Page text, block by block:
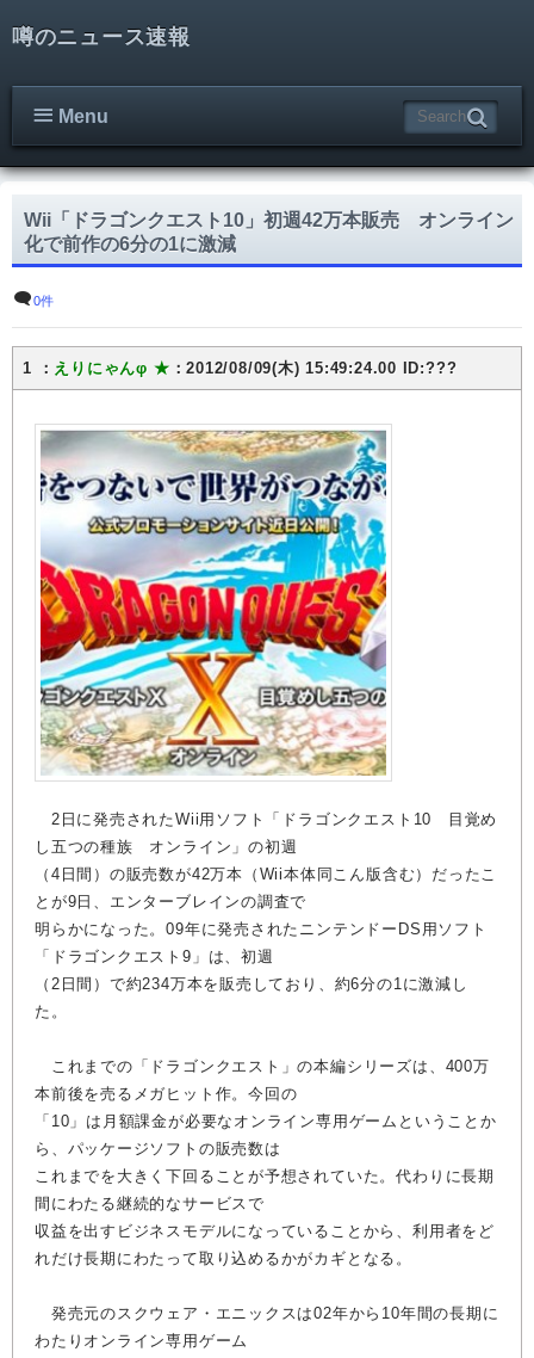
噂のニュース速報
Menu
Wii「ドラゴンクエスト10」初週42万本販売 オンライン
化で前作の6分の1に激減
0件
1 ： えりにゃんφ ★ ：2012/08/09(木) 15:49:24.00 ID:???
2日に発売されたWii用ソフト「ドラゴンクエスト10 目覚め
し五つの種族 オンライン」の初週
（4日間）の販売数が42万本（Wii本体同こん版含む）だったこ
とが9日、エンターブレインの調査で
明らかになった。09年に発売されたニンテンドーDS用ソフト
「ドラゴンクエスト9」は、初週
（2日間）で約234万本を販売しており、約6分の1に激減し
た。
これまでの「ドラゴンクエスト」の本編シリーズは、400万
本前後を売るメガヒット作。今回の
「10」は月額課金が必要なオンライン専用ゲームということか
ら、パッケージソフトの販売数は
これまでを大きく下回ることが予想されていた。代わりに長期
間にわたる継続的なサービスで
収益を出すビジネスモデルになっていることから、利用者をど
れだけ長期にわたって取り込めるかがカギとなる。
発売元のスクウェア・エニックスは02年から10年間の長期に
わたりオンライン専用ゲーム